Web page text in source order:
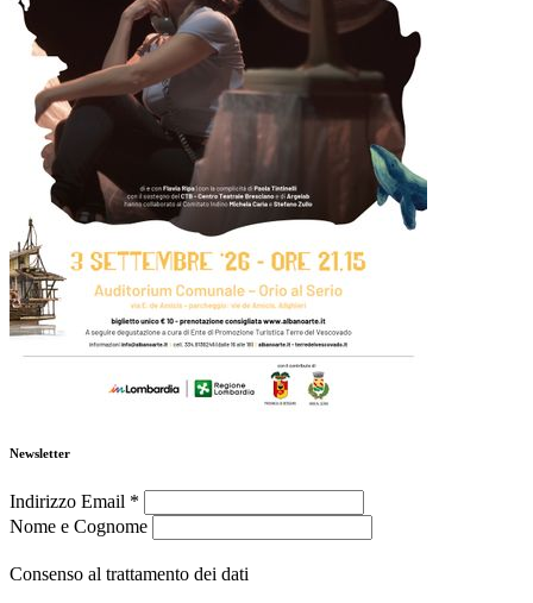
Newsletter
Indirizzo Email *
Nome e Cognome
Consenso al trattamento dei dati